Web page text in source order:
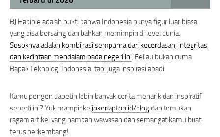
BJ Habibie adalah bukti bahwa Indonesia punya figur luar biasa
yang bisa bersaing dan bahkan memimpin di level dunia.
Sosoknya adalah kombinasi sempurna dari kecerdasan, integritas,
dan kecintaan mendalam pada negeri ini. Beliau bukan cuma
Bapak Teknologi Indonesia, tapi juga inspirasi abadi.
Kamu pengen dapetin lebih banyak cerita menarik dan inspiratif
seperti ini? Yuk mampir ke jokerlaptop.id/blogdan temukan
ragam artikel yang nambah wawasan dan semangat kamu buat
terus berkembang!